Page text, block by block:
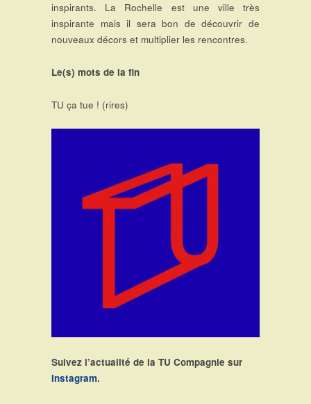
inspirants. La Rochelle est une ville très
inspirante mais il sera bon de découvrir de
nouveaux décors et multiplier les rencontres.
Le(s) mots de la fin
TU ça tue ! (rires)
Suivez l’actualité de la TU Compagnie sur
Instagram.